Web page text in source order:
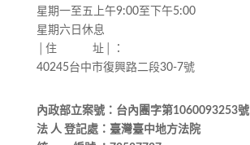
星期一至五上午9:00至下午5:00
星期六日休息
│住 址│：
40245台中市復興路二段30-7號
內政部立案號：台內團字第1060093253號
法 人 登記處：臺灣臺中地方法院